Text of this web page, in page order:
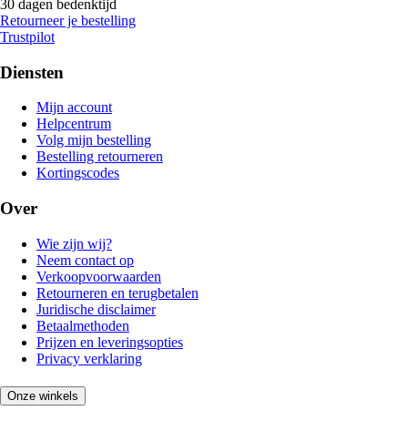
30 dagen bedenktijd
Retourneer je bestelling
Trustpilot
Diensten
Mijn account
Helpcentrum
Volg mijn bestelling
Bestelling retourneren
Kortingscodes
Over
Wie zijn wij?
Neem contact op
Verkoopvoorwaarden
Retourneren en terugbetalen
Juridische disclaimer
Betaalmethoden
Prijzen en leveringsopties
Privacy verklaring
Onze winkels